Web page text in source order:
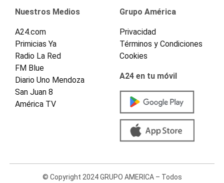
Nuestros Medios
A24.com
Primicias Ya
Radio La Red
FM Blue
Diario Uno Mendoza
San Juan 8
América TV
Grupo América
Privacidad
Términos y Condiciones
Cookies
A24 en tu móvil
© Copyright 2024 GRUPO AMERICA – Todos